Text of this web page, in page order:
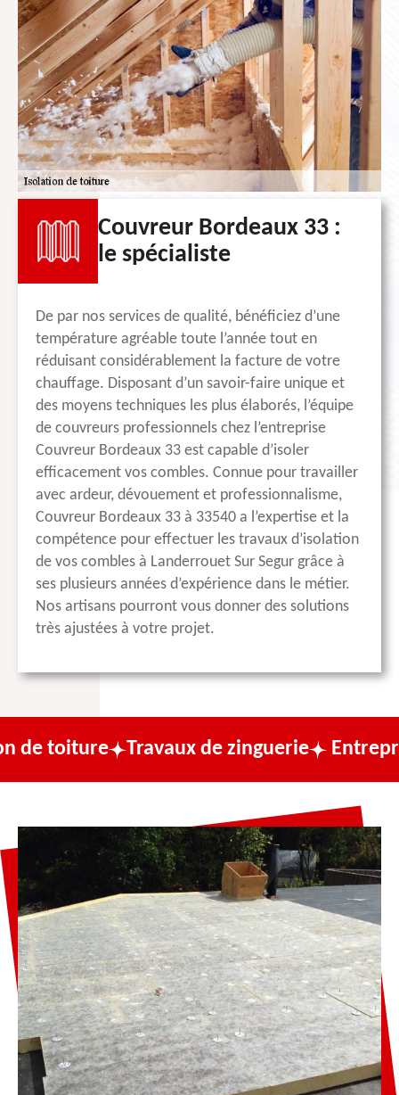
Couvreur Bordeaux 33 :
le spécialiste
De par nos services de qualité, bénéficiez d’une
température agréable toute l’année tout en
réduisant considérablement la facture de votre
chauffage. Disposant d’un savoir-faire unique et
des moyens techniques les plus élaborés, l’équipe
de couvreurs professionnels chez l’entreprise
Couvreur Bordeaux 33 est capable d’isoler
efficacement vos combles. Connue pour travailler
avec ardeur, dévouement et professionnalisme,
Couvreur Bordeaux 33 à 33540 a l’expertise et la
compétence pour effectuer les travaux d’isolation
de vos combles à Landerrouet Sur Segur grâce à
ses plusieurs années d’expérience dans le métier.
Nos artisans pourront vous donner des solutions
très ajustées à votre projet.
Travaux de zinguerie Entreprise de